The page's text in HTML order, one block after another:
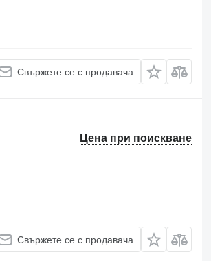
Свържете се с продавача
Цена при поискване
Свържете се с продавача